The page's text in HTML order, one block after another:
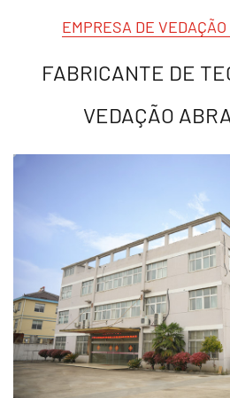
EMPRESA DE VEDAÇÃO
FABRICANTE DE
VEDAÇÃO